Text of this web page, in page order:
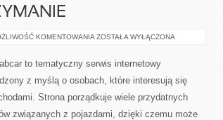
KOMENTOWANIA EKSPLOATACJA
ZOSTAŁA WYŁĄCZONA
to tematyczny serwis internetowy
z myślą o osobach, które interesują się
Strona porządkuje wiele przydatnych
związanych z pojazdami, dzięki czemu może